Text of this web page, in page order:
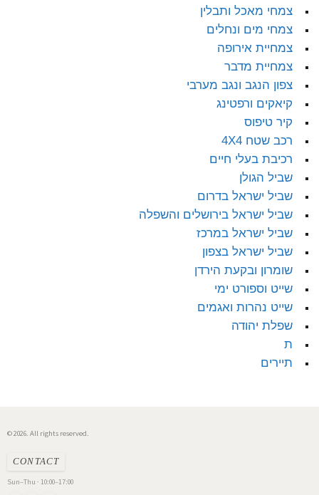
צמחי מאכל ותבלין
צמחי מים ונחלים
צמחיית אירופה
צמחיית מדבר
צפון הנגב ונגב מערבי
קיאקים ורפטינג
קיר טיפוס
רכב שטח 4X4
רכיבת בעלי חיים
שביל הגולן
שביל ישראל בדרום
שביל ישראל בירושלים והשפלה
שביל ישראל במרכז
שביל ישראל בצפון
שומרון ובקעת הירדן
שייט וספורט ימי
שייט נהרות ואגמים
שפלת יהודה
ת
תיירים
© 2026. All rights reserved.
CONTACT
Sun–Thu · 10:00–17:00